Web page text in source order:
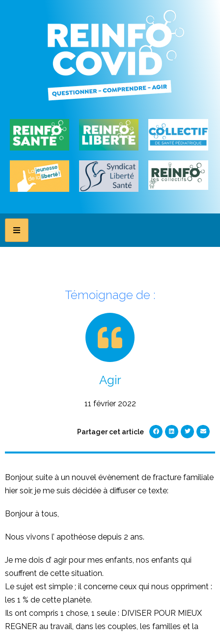
Témoignage de :
Agir
11 février 2022
Partager cet article
Bonjour, suite à un nouvel évènement de fracture familiale
hier soir, je me suis décidée à diffuser ce texte:
Bonjour à tous,
Nous vivons l’ apothéose depuis 2 ans.
Je me dois d’ agir pour mes enfants, nos enfants qui
souffrent de cette situation.
Le sujet est simple ; il concerne ceux qui nous oppriment :
les 1 % de cette planète.
Ils ont compris 1 chose, 1 seule : DIVISER POUR MIEUX
REGNER au travail, dans les couples, les familles et la